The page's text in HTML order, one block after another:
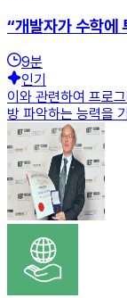
“개발자가 수학에
9분
인기
이와 관련하여 프로
방 파악하는 능력을